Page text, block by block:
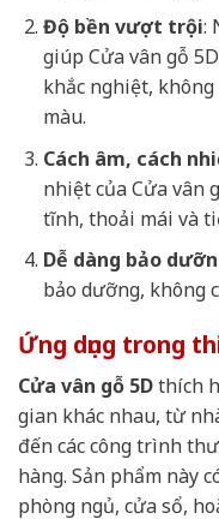
Độ bền vượt trội:
giúp Cửa vân gỗ
khắc nghiệt,
màu.
Cách âm, cách
nhiệt của Cửa vân
tĩnh, thoải mái và
Dễ dàng bảo
bảo dưỡng, không
Ứng dụng trong
Cửa vân gỗ 5Dthích
gian khác nhau, từ
đến các công trình
hàng. Sản phẩm này
phòng ngủ, cửa sổ,